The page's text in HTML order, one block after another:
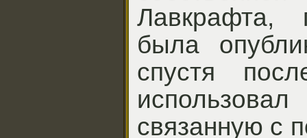
Лавкрафта,
была
спустя
связанную с